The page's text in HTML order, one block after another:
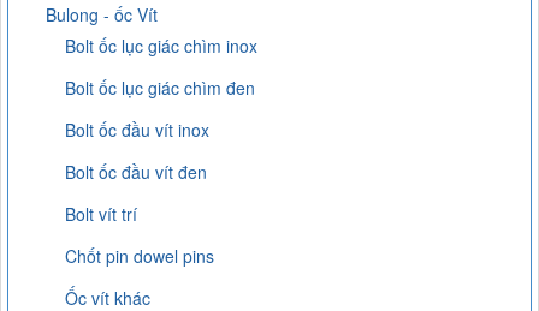
Bulong - ốc Vít
Bolt ốc lục giác chìm inox
Bolt ốc lục giác chìm đen
Bolt ốc đầu vít inox
Bolt ốc đầu vít đen
Bolt vít trí
Chốt pin dowel pins
Ốc vít khác